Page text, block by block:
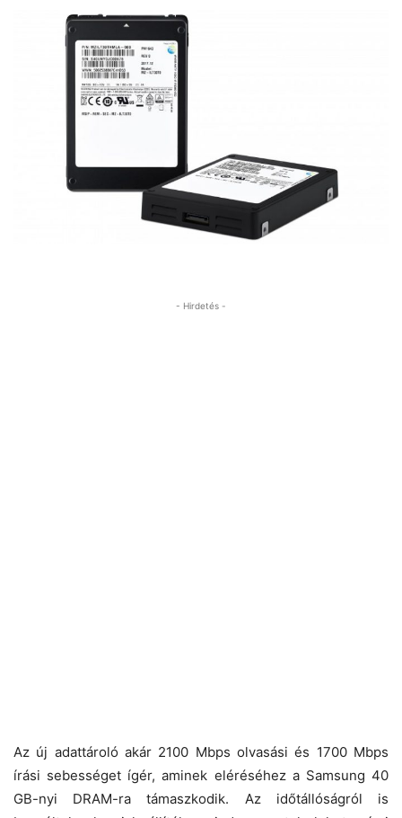
- Hirdetés -
Az új adattároló akár 2100 Mbps olvasási és 1700 Mbps
írási sebességet ígér, aminek eléréséhez a Samsung 40
GB-nyi DRAM-ra támaszkodik. Az időtállóságról is